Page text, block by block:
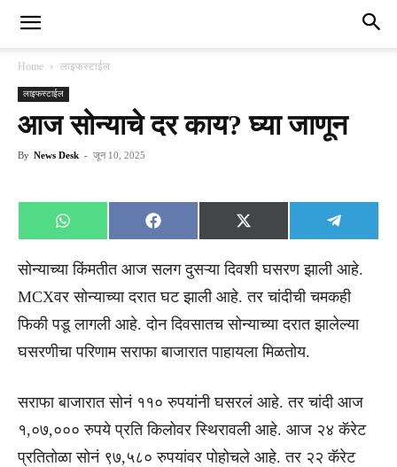
Home लाइफस्टाईल
लाइफस्टाईल
आज सोन्याचे दर काय? घ्या जाणून
By News Desk - जून 10, 2025
Share
on
WhatsApp
Share
on
Facebook
Share
on
X
(Twitter)
Share
on
सोन्याच्या किंमतीत आज सलग दुसऱ्या दिवशी घसरण झाली आहे.
MCXवर सोन्याच्या दरात घट झाली आहे. तर चांदीची चमकही
फिकी पडू लागली आहे. दोन दिवसातच सोन्याच्या दरात झालेल्या
घसरणीचा परिणाम सराफा बाजारात पाहायला मिळतोय.
सराफा बाजारात सोनं ११० रुपयांनी घसरलं आहे. तर चांदी आज
१,०७,००० रुपये प्रति किलोवर स्थिरावली आहे. आज २४ कॅरेट
प्रतितोळा सोनं ९७,५८० रुपयांवर पोहोचले आहे. तर २२ कॅरेट